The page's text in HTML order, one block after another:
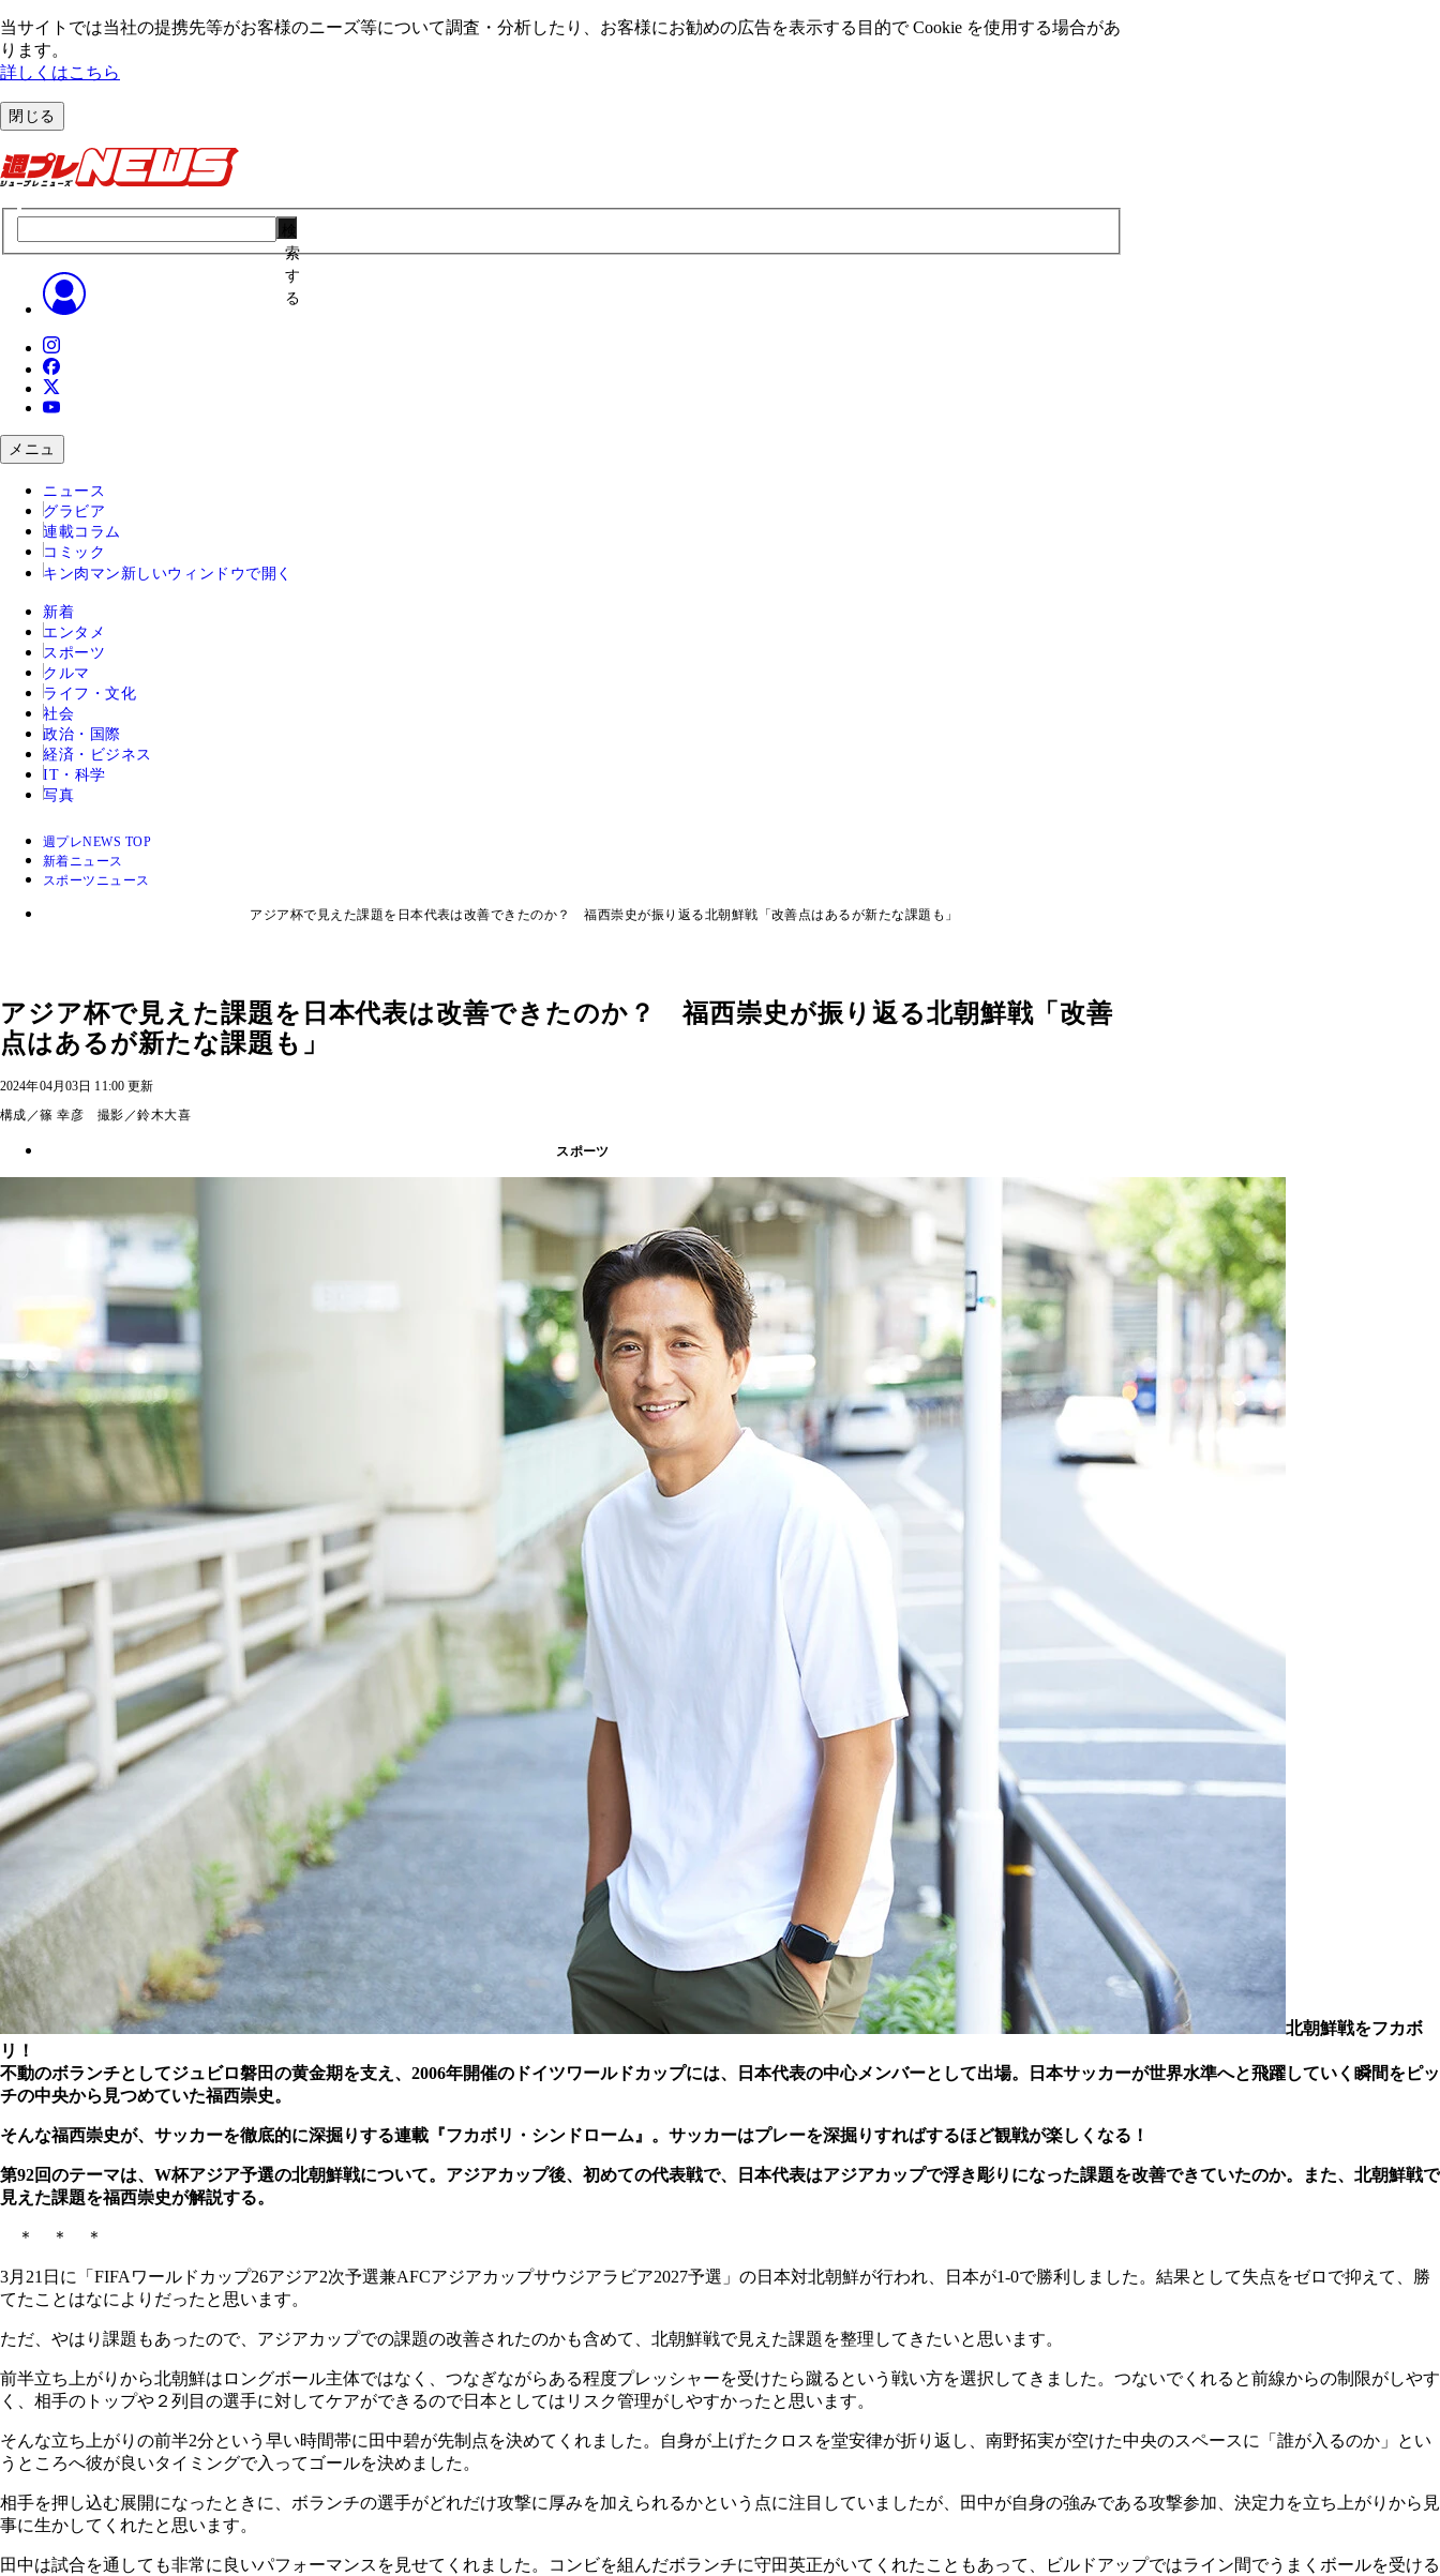
当サイトでは当社の提携先等がお客様のニーズ等について調査・分析したり、お客様にお勧めの広告を表⽰する⽬的で Cookie を使⽤する場合があ
ります。
詳しくはこちら
閉じる
索
す
る
メニュ
ニュース
グラビア
連載コラム
コミック
キン肉マン 新しいウィンドウで開く
新着
エンタメ
スポーツ
クルマ
ライフ・文化
社会
政治・国際
経済・ビジネス
IT・科学
写真
週プレNEWS TOP
新着ニュース
スポーツニュース
アジア杯で見えた課題を日本代表は改善できたのか？ 福西崇史が振り返る北朝鮮戦「改善点はあるが新たな課題も」
アジア杯で見えた課題を日本代表は改善できたのか？ 福西崇史が振り返る北朝鮮戦「改善
点はあるが新たな課題も」
2024年04月03日 11:00 更新
構成／篠 幸彦 撮影／鈴木大喜
スポーツ
北朝鮮戦をフカボ
リ！
不動のボランチとしてジュビロ磐田の黄金期を支え、2006年開催のドイツワールドカップには、日本代表の中心メンバーとして出場。日本サッカーが世界水準へと飛躍していく瞬間をピッ
チの中央から見つめていた福西崇史。
そんな福西崇史が、サッカーを徹底的に深掘りする連載『フカボリ・シンドローム』。サッカーはプレーを深掘りすればするほど観戦が楽しくなる！
第92回のテーマは、W杯アジア予選の北朝鮮戦について。アジアカップ後、初めての代表戦で、日本代表はアジアカップで浮き彫りになった課題を改善できていたのか。また、北朝鮮戦で
見えた課題を福西崇史が解説する。
＊ ＊ ＊
3月21日に「FIFAワールドカップ26アジア2次予選兼AFCアジアカップサウジアラビア2027予選」の日本対北朝鮮が行われ、日本が1-0で勝利しました。結果として失点をゼロで抑えて、勝
てたことはなによりだったと思います。
ただ、やはり課題もあったので、アジアカップでの課題の改善されたのかも含めて、北朝鮮戦で見えた課題を整理してきたいと思います。
前半立ち上がりから北朝鮮はロングボール主体ではなく、つなぎながらある程度プレッシャーを受けたら蹴るという戦い方を選択してきました。つないでくれると前線からの制限がしやす
く、相手のトップや２列目の選手に対してケアができるので日本としてはリスク管理がしやすかったと思います。
そんな立ち上がりの前半2分という早い時間帯に田中碧が先制点を決めてくれました。自身が上げたクロスを堂安律が折り返し、南野拓実が空けた中央のスペースに「誰が入るのか」とい
うところへ彼が良いタイミングで入ってゴールを決めました。
相手を押し込む展開になったときに、ボランチの選手がどれだけ攻撃に厚みを加えられるかという点に注目していましたが、田中が自身の強みである攻撃参加、決定力を立ち上がりから見
事に生かしてくれたと思います。
田中は試合を通しても非常に良いパフォーマンスを見せてくれました。コンビを組んだボランチに守田英正がいてくれたこともあって、ビルドアップではライン間でうまくボールを受ける